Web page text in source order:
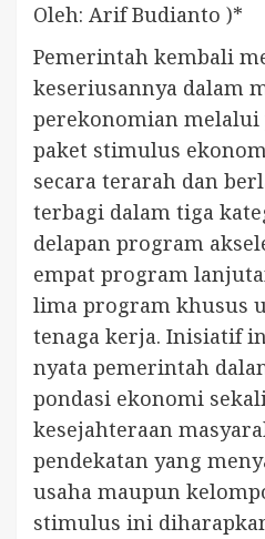
Oleh: Arif Budianto )*
Pemerintah kembali
keseriusannya dalam
perekonomian melalui
paket stimulus
secara terarah dan
terbagi dalam tiga
delapan program
empat program
lima program khusus
tenaga kerja. Inisiatif
nyata pemerintah
pondasi ekonomi
kesejahteraan
pendekatan yang
usaha maupun
stimulus ini